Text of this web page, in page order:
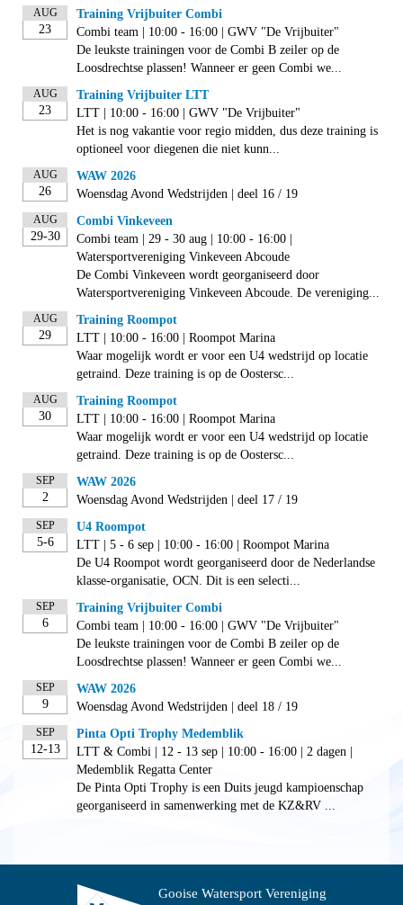
AUG
23
Training Vrijbuiter Combi
Combi team | 10:00 - 16:00 | GWV "De Vrijbuiter"
De leukste trainingen voor de Combi B zeiler op de
Loosdrechtse plassen! Wanneer er geen Combi we...
AUG
23
Training Vrijbuiter LTT
LTT | 10:00 - 16:00 | GWV "De Vrijbuiter"
Het is nog vakantie voor regio midden, dus deze training is
optioneel voor diegenen die niet kunn...
AUG
26
WAW 2026
Woensdag Avond Wedstrijden | deel 16 / 19
AUG
29-30
Combi Vinkeveen
Combi team | 29 - 30 aug | 10:00 - 16:00 |
Watersportvereniging Vinkeveen Abcoude
De Combi Vinkeveen wordt georganiseerd door
Watersportvereniging Vinkeveen Abcoude. De vereniging...
AUG
29
Training Roompot
LTT | 10:00 - 16:00 | Roompot Marina
Waar mogelijk wordt er voor een U4 wedstrijd op locatie
getraind. Deze training is op de Oostersc...
AUG
30
Training Roompot
LTT | 10:00 - 16:00 | Roompot Marina
Waar mogelijk wordt er voor een U4 wedstrijd op locatie
getraind. Deze training is op de Oostersc...
SEP
2
WAW 2026
Woensdag Avond Wedstrijden | deel 17 / 19
SEP
5-6
U4 Roompot
LTT | 5 - 6 sep | 10:00 - 16:00 | Roompot Marina
De U4 Roompot wordt georganiseerd door de Nederlandse
klasse-organisatie, OCN. Dit is een selecti...
SEP
6
Training Vrijbuiter Combi
Combi team | 10:00 - 16:00 | GWV "De Vrijbuiter"
De leukste trainingen voor de Combi B zeiler op de
Loosdrechtse plassen! Wanneer er geen Combi we...
SEP
9
WAW 2026
Woensdag Avond Wedstrijden | deel 18 / 19
SEP
12-13
Pinta Opti Trophy Medemblik
LTT & Combi | 12 - 13 sep | 10:00 - 16:00 | 2 dagen |
Medemblik Regatta Center
De Pinta Opti Trophy is een Duits jeugd kampioenschap
georganiseerd in samenwerking met de KZ&RV ...
Gooise Watersport Vereniging